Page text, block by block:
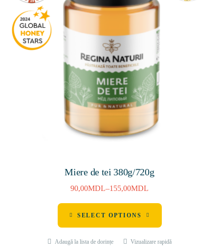
Miere de tei 380g/720g
90,00MDL–155,00MDL
SELECT OPTIONS
Adaugă la lista de dorințe Vizualizare rapidă